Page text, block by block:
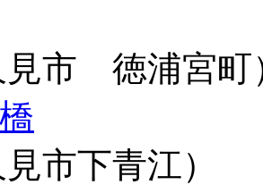
見市 徳浦宮町
見市下青江）